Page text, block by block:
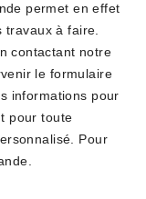
permet en effet
travaux à faire.
contactant notre
le formulaire
informations pour
pour toute
Pour